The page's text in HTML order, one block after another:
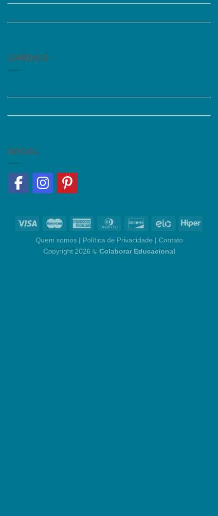
JURÍDICO
SOCIAL
Quem somos| Política de Privacidade | Contato
Copyright 2026 © Colaborar Educacional